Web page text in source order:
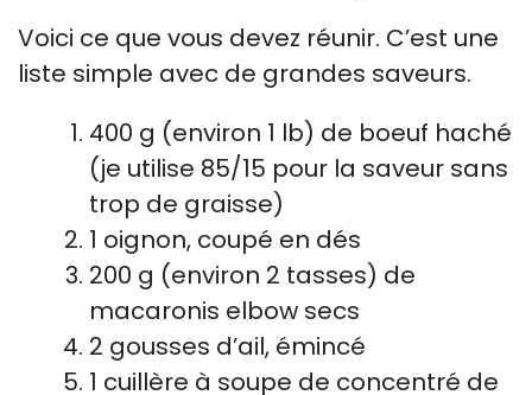
Voici ce que vous devez réunir. C’est une
liste simple avec de grandes saveurs.
400 g (environ 1 lb) de boeuf haché
(je utilise 85/15 pour la saveur sans
trop de graisse)
1 oignon, coupé en dés
200 g (environ 2 tasses) de
macaronis elbow secs
2 gousses d’ail, émincé
1 cuillère à soupe de concentré de